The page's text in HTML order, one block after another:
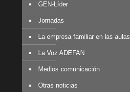
GEN-Líder
Jornadas
La empresa familiar en las aulas
La Voz ADEFAN
Medios comunicación
Otras noticias